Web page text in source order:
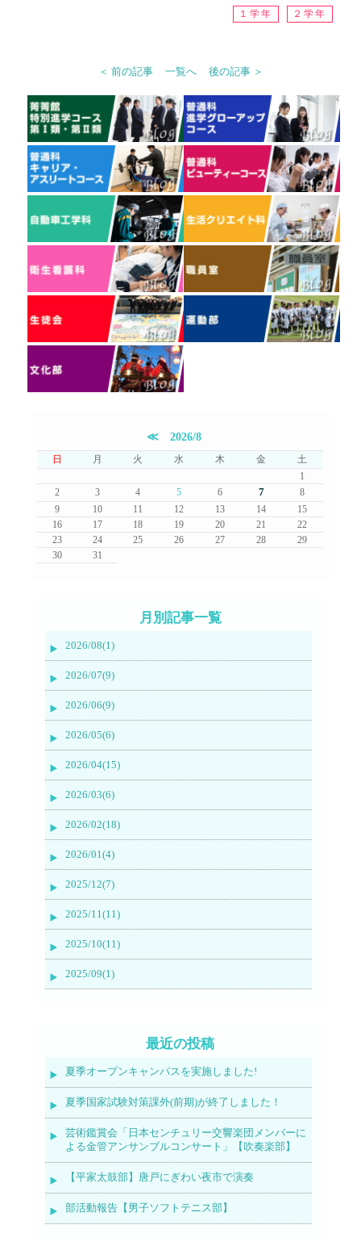
１学年 ２学年
＜ 前の記事 一覧へ 後の記事 ＞
≪ 2026/8
日 月 火 水 木 金
土
1
2
3 4 5 6 7
8
9
10 11 12 13 14
15
16
17 18 19 20 21
22
23
24 25 26 27 28
29
30
31
月別記事一覧
2026/08(1)
2026/07(9)
2026/06(9)
2026/05(6)
2026/04(15)
2026/03(6)
2026/02(18)
2026/01(4)
2025/12(7)
2025/11(11)
2025/10(11)
2025/09(1)
最近の投稿
夏季オープンキャンパスを実施しました!
夏季国家試験対策課外(前期)が終了しました！
芸術鑑賞会「日本センチュリー交響楽団メンバーに
よる金管アンサンブルコンサート」【吹奏楽部】
【平家太鼓部】唐戸にぎわい夜市で演奏
部活動報告【男子ソフトテニス部】